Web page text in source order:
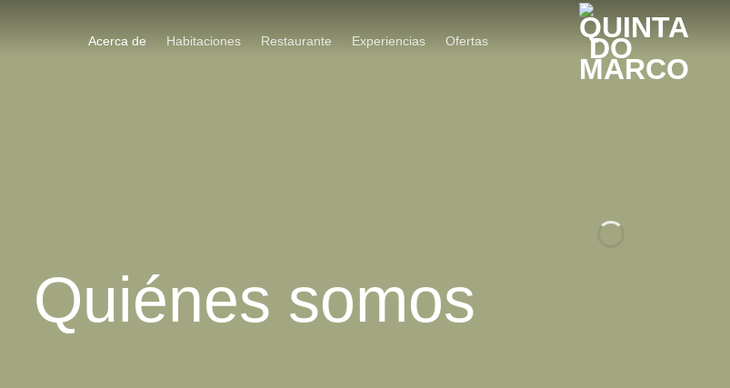
Acerca de Habitaciones Restaurante Experiencias Ofertas
Quiénes somos